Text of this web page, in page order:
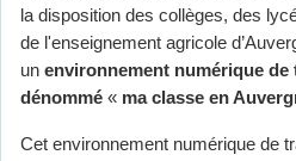
la disposition des collèges, des
de l'enseignement agricole
un environnement numérique de
dénommé « ma classe en
Cet environnement numérique de